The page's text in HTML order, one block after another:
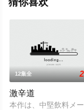
猜你喜欢
12集全
激辛道
本作は、中堅飲料メ